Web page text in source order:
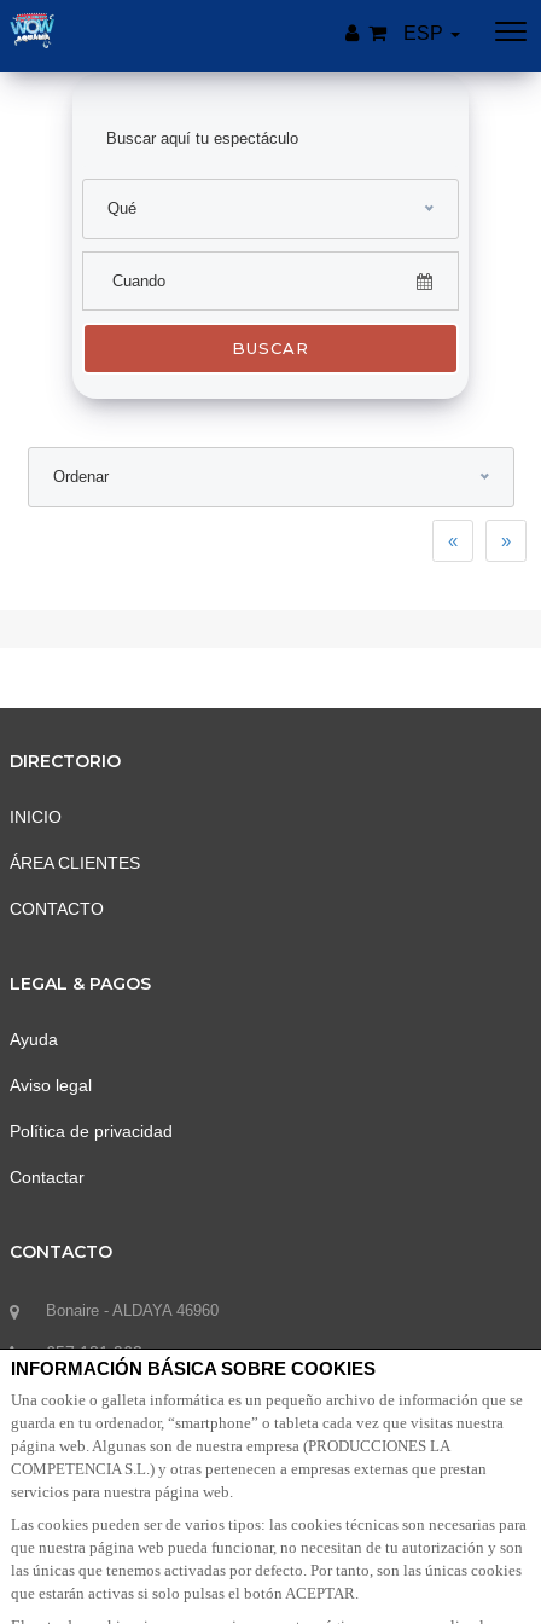
ESP
Qué
BUSCAR
Ordenar
«Previous
»
DIRECTORIO
INICIO
ÁREA CLIENTES
CONTACTO
LEGAL & PAGOS
Ayuda
Aviso legal
Política de privacidad
Contactar
CONTACTO
Bonaire - ALDAYA 46960
657 181 963
info@grancircowow.com
SUSCRIBETE A NUESTRA NEWSLETTER
Suscribete a nuestra Newsletter para recibir las últimas noticias y ofertas
INFORMACIÓN BÁSICA SOBRE COOKIES
Una cookie o galleta informática es un pequeño archivo de información que se
guarda en tu ordenador, “smartphone” o tableta cada vez que visitas nuestra
página web. Algunas son de nuestra empresa (PRODUCCIONES LA
COMPETENCIA S.L.) y otras pertenecen a empresas externas que prestan
servicios para nuestra página web.
Las cookies pueden ser de varios tipos: las cookies técnicas son necesarias para
que nuestra página web pueda funcionar, no necesitan de tu autorización y son
las únicas que tenemos activadas por defecto. Por tanto, son las únicas cookies
que estarán activas si solo pulsas el botón ACEPTAR.